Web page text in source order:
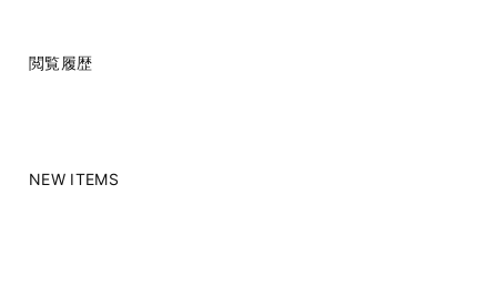
閲覧履歴
NEW ITEMS